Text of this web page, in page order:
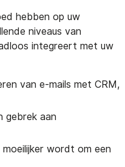
hebben op uw
niveaus van
integreert met uw
van e-mails met CRM,
gebrek aan
wordt om een